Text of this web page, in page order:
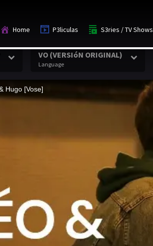
Home P3liculas S3ries / TV Shows
VO (VERSIóN ORIGINAL)
Language